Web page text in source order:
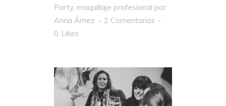
Party, maquillaje profesional por
Anna Ámez
2 Comentarios
0 Likes